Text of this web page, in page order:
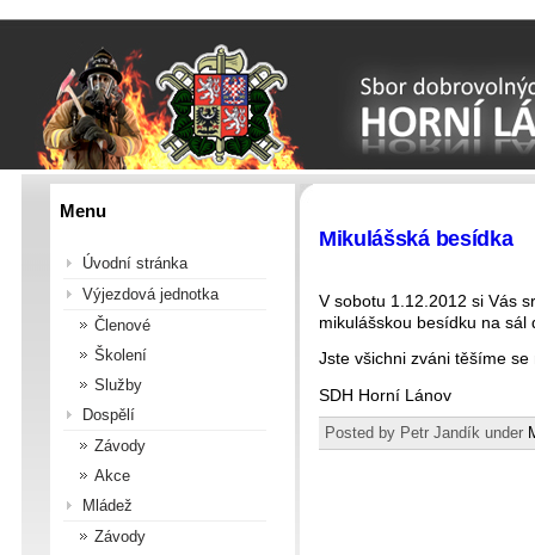
Mikulášská besídka
V sobotu 1.12.2012 si Vás
mikulášskou besídku na sál
Jste všichni zváni těšíme se
SDH Horní Lánov
Posted by Petr Jandík under
Menu
Úvodní stránka
Výjezdová jednotka
Členové
Školení
Služby
Dospělí
Závody
Akce
Mládež
Závody